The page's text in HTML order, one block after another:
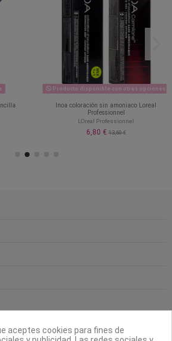
Producto disponible con otras opciones
Inoa coloración sin amoniaco Loreal
Professionnel
LOreal Professionnel
6,80 €13,60 €
aceptes cookies para fines de